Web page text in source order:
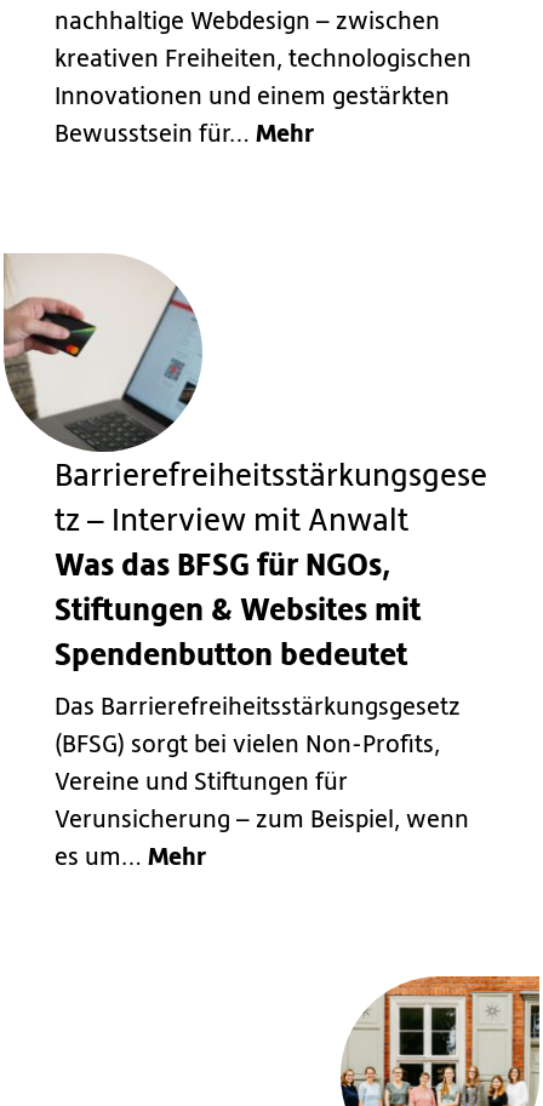
nachhaltige Webdesign – zwischen
kreativen Freiheiten, technologischen
Innovationen und einem gestärkten
Bewusstsein für… Mehr
Barrierefreiheitsstärkungsgese
tz – Interview mit Anwalt
Was das BFSG für NGOs,
Stiftungen & Websites mit
Spendenbutton bedeutet
Das Barrierefreiheitsstärkungsgesetz
(BFSG) sorgt bei vielen Non-Profits,
Vereine und Stiftungen für
Verunsicherung – zum Beispiel, wenn
es um… Mehr